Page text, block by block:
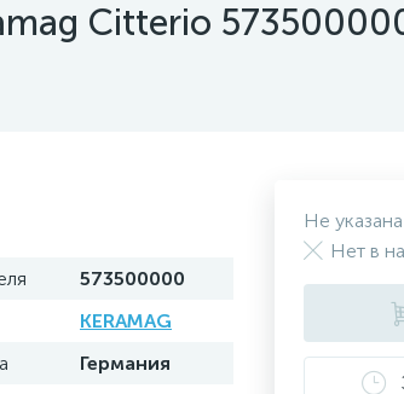
Citterio
573500000
KERAMAG
Германия
Не
Нет в